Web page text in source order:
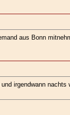
aus Bonn
irgendwann nachts